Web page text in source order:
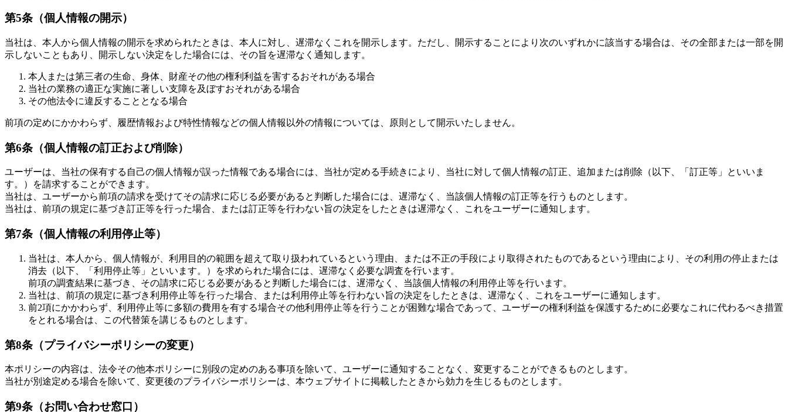
第5条（個人情報の開示）
当社は、本人から個人情報の開示を求められたときは、本人に対し、遅滞なくこれを開示します。ただし、開示することにより次のいずれかに該当する場合は、その全部または一部を開
示しないこともあり、開示しない決定をした場合には、その旨を遅滞なく通知します。
本人または第三者の生命、身体、財産その他の権利利益を害するおそれがある場合
当社の業務の適正な実施に著しい支障を及ぼすおそれがある場合
その他法令に違反することとなる場合
前項の定めにかかわらず、履歴情報および特性情報などの個人情報以外の情報については、原則として開示いたしません。
第6条（個人情報の訂正および削除）
ユーザーは、当社の保有する自己の個人情報が誤った情報である場合には、当社が定める手続きにより、当社に対して個人情報の訂正、追加または削除（以下、「訂正等」といいま
す。）を請求することができます。
当社は、ユーザーから前項の請求を受けてその請求に応じる必要があると判断した場合には、遅滞なく、当該個人情報の訂正等を行うものとします。
当社は、前項の規定に基づき訂正等を行った場合、または訂正等を行わない旨の決定をしたときは遅滞なく、これをユーザーに通知します。
第7条（個人情報の利用停止等）
当社は、本人から、個人情報が、利用目的の範囲を超えて取り扱われているという理由、または不正の手段により取得されたものであるという理由により、その利用の停止または
消去（以下、「利用停止等」といいます。）を求められた場合には、遅滞なく必要な調査を行います。
前項の調査結果に基づき、その請求に応じる必要があると判断した場合には、遅滞なく、当該個人情報の利用停止等を行います。
当社は、前項の規定に基づき利用停止等を行った場合、または利用停止等を行わない旨の決定をしたときは、遅滞なく、これをユーザーに通知します。
前2項にかかわらず、利用停止等に多額の費用を有する場合その他利用停止等を行うことが困難な場合であって、ユーザーの権利利益を保護するために必要なこれに代わるべき措置
をとれる場合は、この代替策を講じるものとします。
第8条（プライバシーポリシーの変更）
本ポリシーの内容は、法令その他本ポリシーに別段の定めのある事項を除いて、ユーザーに通知することなく、変更することができるものとします。
当社が別途定める場合を除いて、変更後のプライバシーポリシーは、本ウェブサイトに掲載したときから効力を生じるものとします。
第9条（お問い合わせ窓口）